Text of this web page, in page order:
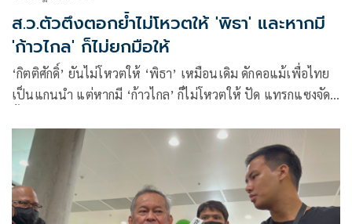
ส.ว.ตัวตึงตอกย้ำไม่โหวตให้ 'พิธา' และหากมี
'ก้าวไกล' ก็ไม่ยกมือให้
‘กิตติศักดิ์’ ยันไม่โหวตให้ ‘พิธา’ เหมือนเดิม ดักคอแม้เพื่อไทย
เป็นแกนนำ แต่หากมี ‘ก้าวไกล’ ก็ไม่โหวตให้ ปัด แทรกแซงจัด